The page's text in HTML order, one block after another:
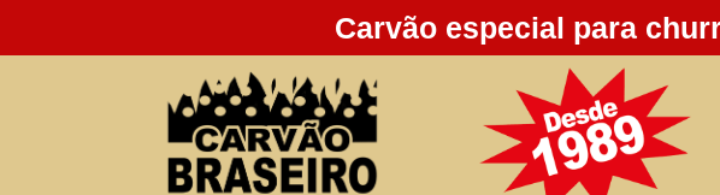
Carvão especial para